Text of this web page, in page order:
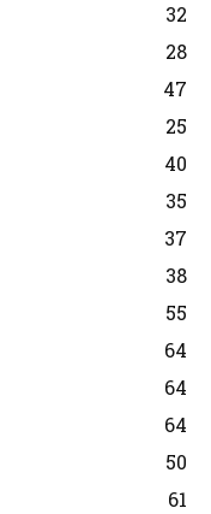
32
28
47
25
40
35
37
38
55
64
64
64
50
61